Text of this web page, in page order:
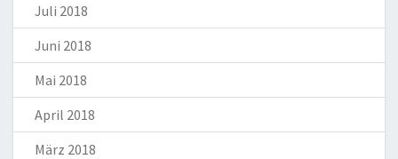
Juli 2018
Juni 2018
Mai 2018
April 2018
März 2018